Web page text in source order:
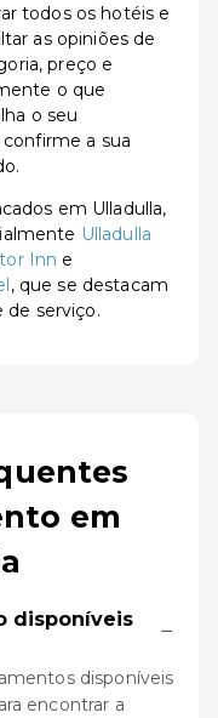
todos os hotéis e
as opiniões de
preço e
o que
o seu
a sua
em Ulladulla,
Ulladulla
Inn e
, que se destacam
de serviço.
em
disponíveis
−
disponíveis
encontrar a